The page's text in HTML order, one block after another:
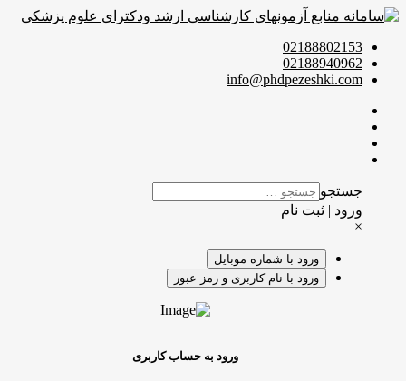
02188802153
02188940962
info@phdpezeshki.com
جستجو
ورود | ثبت نام
×
ورود با شماره موبایل
ورود با نام کاربری و رمز عبور
ورود به حساب کاربری